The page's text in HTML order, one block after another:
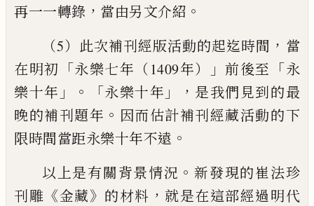
再一一轉錄 ， 當由另文介紹 。
（5）此次補刊經版活動的起迄時間 ， 當
在明初 「永樂七年 （1409年） 」前後至 「永
樂十年 」 。「永樂十年 」， 是我們見到的最
晚的補刊題年 。 因而估計補刊經藏活動的下
限時間當距永樂十年不遠 。
以上是有關背景情況 。新發現的崔法珍
刊雕 《金藏》 的材料 ， 就是在這部經過明代